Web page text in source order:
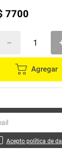
7700
Agregar
Acepto política de